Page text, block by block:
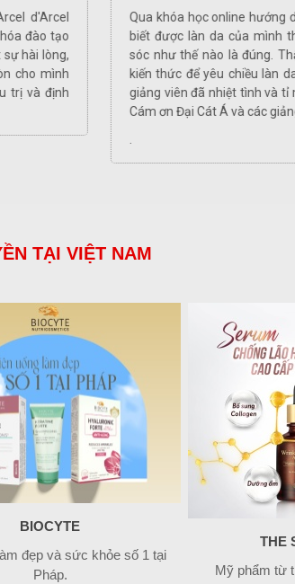
d'Arcel
đào tạo
hài lòng,
cho mình
trị và định
Qua khóa học online hướng
biết được làn da của mình
sóc như thế nào là đúng.
kiến thức để yêu chiều làn
giảng viên đã nhiệt tình và tỉ
Cám ơn Đại Cát Á và các
TẠI VIỆT NAM
BIOCYTE
đẹp và sức khỏe số 1 tại
Pháp.
THE
Mỹ phẩm từ